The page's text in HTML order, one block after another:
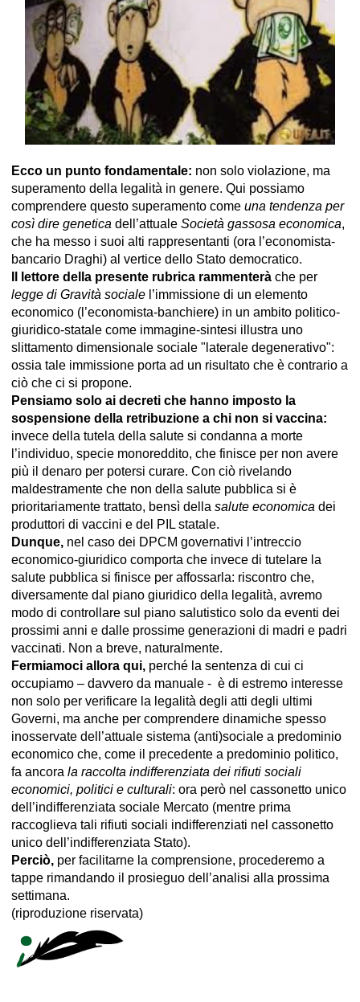
Ecco un punto fondamentale: non solo violazione, ma
superamento della legalità in genere. Qui possiamo
comprendere questo superamento come una tendenza per
così dire genetica dell’attuale Società gassosa economica,
che ha messo i suoi alti rappresentanti (ora l’economista-
bancario Draghi) al vertice dello Stato democratico.
Il lettore della presente rubrica rammenterà che per
legge di Gravità sociale l’immissione di un elemento
economico (l’economista-banchiere) in un ambito politico-
giuridico-statale come immagine-sintesi illustra uno
slittamento dimensionale sociale "laterale degenerativo":
ossia tale immissione porta ad un risultato che è contrario a
ciò che ci si propone.
Pensiamo solo ai decreti che hanno imposto la
sospensione della retribuzione a chi non si vaccina:
invece della tutela della salute si condanna a morte
l’individuo, specie monoreddito, che finisce per non avere
più il denaro per potersi curare. Con ciò rivelando
maldestramente che non della salute pubblica si è
prioritariamente trattato, bensì della salute economica dei
produttori di vaccini e del PIL statale.
Dunque, nel caso dei DPCM governativi l’intreccio
economico-giuridico comporta che invece di tutelare la
salute pubblica si finisce per affossarla: riscontro che,
diversamente dal piano giuridico della legalità, avremo
modo di controllare sul piano salutistico solo da eventi dei
prossimi anni e dalle prossime generazioni di madri e padri
vaccinati. Non a breve, naturalmente.
Fermiamoci allora qui, perché la sentenza di cui ci
occupiamo – davvero da manuale - è di estremo interesse
non solo per verificare la legalità degli atti degli ultimi
Governi, ma anche per comprendere dinamiche spesso
inosservate dell’attuale sistema (anti)sociale a predominio
economico che, come il precedente a predominio politico,
fa ancora la raccolta indifferenziata dei rifiuti sociali
economici, politici e culturali: ora però nel cassonetto unico
dell’indifferenziata sociale Mercato (mentre prima
raccoglieva tali rifiuti sociali indifferenziati nel cassonetto
unico dell’indifferenziata Stato).
Perciò, per facilitarne la comprensione, procederemo a
tappe rimandando il prosieguo dell’analisi alla prossima
settimana.
(riproduzione riservata)